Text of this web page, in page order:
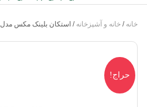
خانه / خانه و آشپزخانه / استکان بلینک مکس مدل KTZB11
حراج!